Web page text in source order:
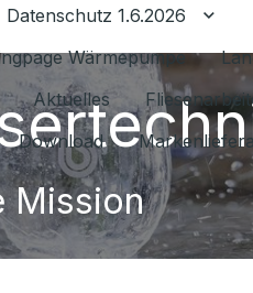
für Ratgeber
Datenschutz 1.6.2026
Wärmepumpe
Aktuelles
Download
Mission